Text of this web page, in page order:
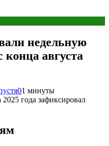
недельную
августа
01 минуты
2025 года зафиксировал